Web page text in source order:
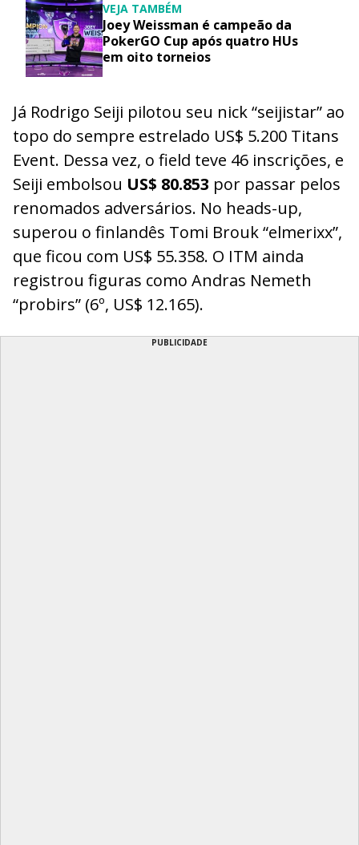
VEJA TAMBÉM
Joey Weissman é campeão da
PokerGO Cup após quatro HUs
em oito torneios
Já Rodrigo Seiji pilotou seu nick “seijistar” ao
topo do sempre estrelado US$ 5.200 Titans
Event. Dessa vez, o field teve 46 inscrições, e
Seiji embolsou US$ 80.853 por passar pelos
renomados adversários. No heads-up,
superou o finlandês Tomi Brouk “elmerixx”,
que ficou com US$ 55.358. O ITM ainda
registrou figuras como Andras Nemeth
“probirs” (6º, US$ 12.165).
PUBLICIDADE